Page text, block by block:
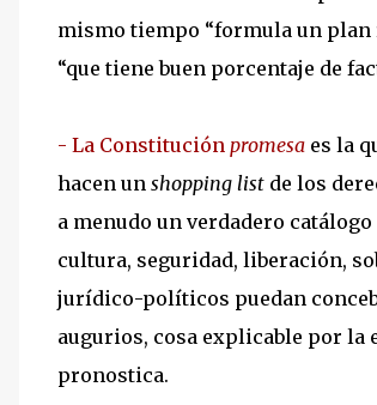
mismo tiempo “formula un plan
“que tiene buen porcentaje de
- La Constitución promesa es la
hacen un shopping list de los
a menudo un verdadero
cultura, seguridad, liberación,
jurídico-políticos puedan
augurios, cosa explicable por la
pronostica.